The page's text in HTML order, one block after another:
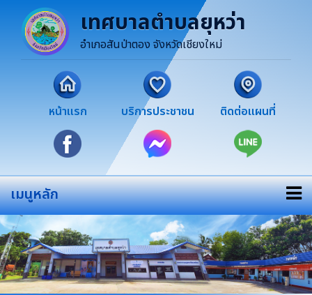
เทศบาลตำบลยุหว่า
อำเภอสันป่าตอง จังหวัดเชียงใหม่
หน้าแรก บริการประชาชน ติดต่อแผนที่
เมนูหลัก